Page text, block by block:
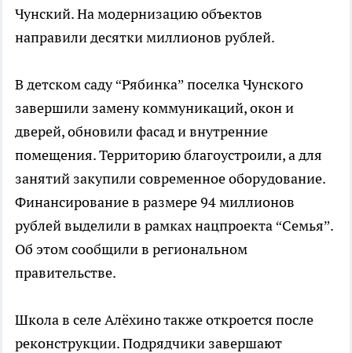
Чунский. На модернизацию объектов
направили десятки миллионов рублей.
В детском саду “Рябинка” поселка Чунского
завершили замену коммуникаций, окон и
дверей, обновили фасад и внутренние
помещения. Территорию благоустроили, а для
занятий закупили современное оборудование.
Финансирование в размере 94 миллионов
рублей выделили в рамках нацпроекта “Семья”.
Об этом сообщили в региональном
правительстве.
Школа в селе Алёхино также откроется после
реконструкции. Подрядчики завершают